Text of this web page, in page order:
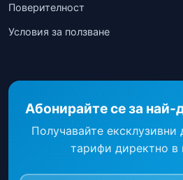
Поверителност
Условия за ползване
Абонирайте се за
Получавайте
тарифи директно в